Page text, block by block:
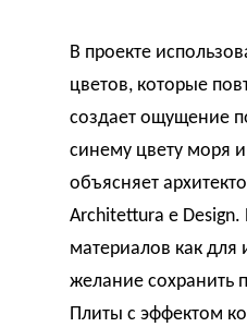
В проекте
цветов, которые
создает ощущение
синему цвету моря
объясняет
Architettura e
материалов как для
желание сохранить
Плиты с эффектом